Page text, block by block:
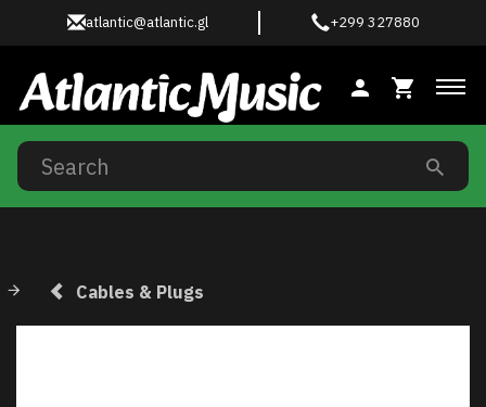
atlantic@atlantic.gl +299 327880
Cables & Plugs